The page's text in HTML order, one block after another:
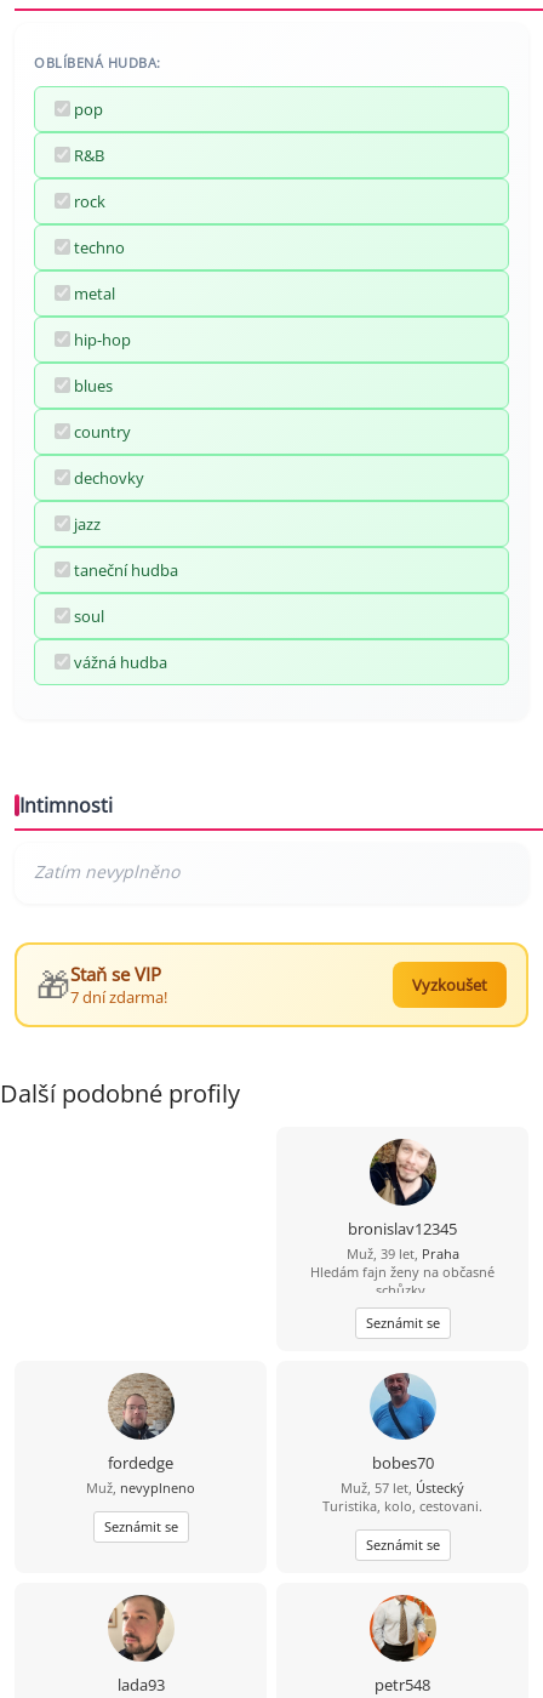
OBLÍBENÁ HUDBA:
pop
R&B
rock
techno
metal
hip-hop
blues
country
dechovky
jazz
taneční hudba
soul
vážná hudba
Intimnosti
🎁Staň se VIP
7 dní zdarma!
Vyzkoušet
Další podobné profily
bronislav12345
Muž, 39 let, Praha
Hledám fajn ženy na občasné
schůzky.
Seznámit se
fordedge
Muž, nevyplneno
Seznámit se
bobes70
Muž, 57 let, Ústecký
Turistika, kolo, cestovani.
Seznámit se
lada93 petr548